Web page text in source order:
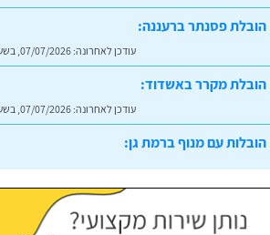
הובלת פסנתר ברעננה:
עודכן לאחרונה:07/07/2026, בשעה 14:16
הובלת מקרר באשדוד:
עודכן לאחרונה:07/07/2026, בשעה 14:14
הובלות עם מנוף ברמת גן:
עודכן לאחרונה:07/07/2026, בשעה 14:23